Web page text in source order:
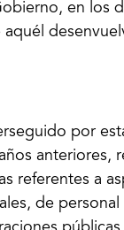
en los
por
anteriores,
referentes a
de personal